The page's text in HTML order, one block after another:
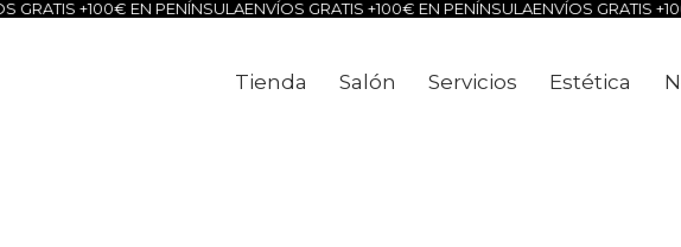
EN PENÍNSULAENVÍOS GRATIS +100€ EN PENÍNSULAENVÍOS GRATIS +100€ EN
Tienda Salón Servicios Estética